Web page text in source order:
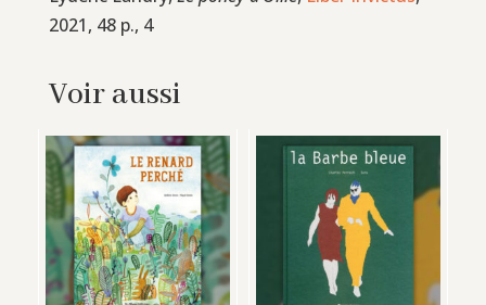
2021, 48 p., 4
Voir aussi